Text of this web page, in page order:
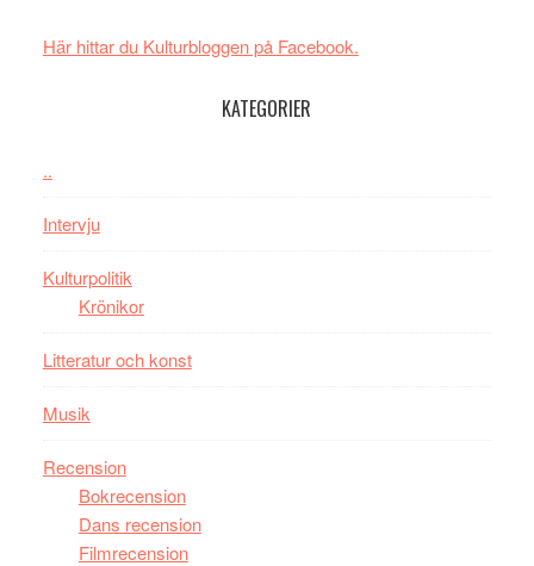
Här hittar du Kulturbloggen på Facebook.
KATEGORIER
..
Intervju
Kulturpolitik
Krönikor
Litteratur och konst
Musik
Recension
Bokrecension
Dans recension
Filmrecension